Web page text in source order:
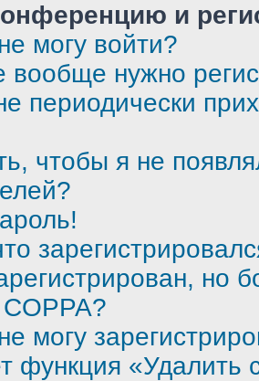
и
могу войти?
вообще нужно
периодически
чтобы я не
но
могу
функция «Удалить